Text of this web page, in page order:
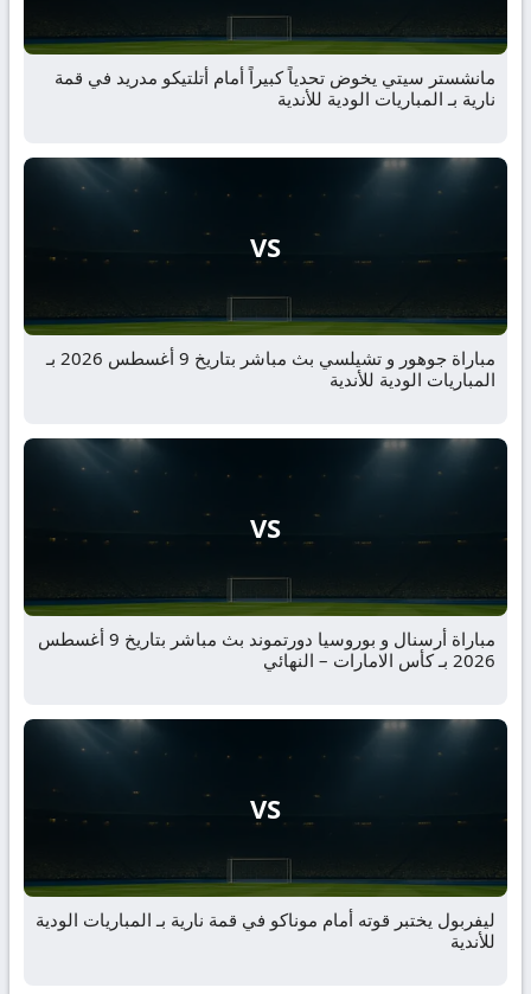
مانشستر سيتي يخوض تحدياً كبيراً أمام أتلتيكو مدريد في قمة
نارية بـ المباريات الودية للأندية
VS
مباراة جوهور و تشيلسي بث مباشر بتاريخ 9 أغسطس 2026 بـ
المباريات الودية للأندية
VS
مباراة أرسنال و بوروسيا دورتموند بث مباشر بتاريخ 9 أغسطس
2026 بـ كأس الامارات – النهائي
VS
ليفربول يختبر قوته أمام موناكو في قمة نارية بـ المباريات الودية
للأندية